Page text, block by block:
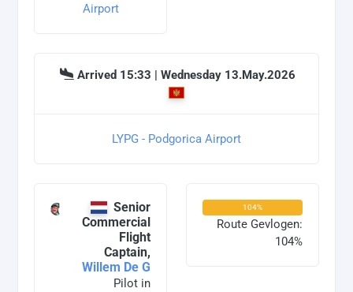
Airport
Arrived 15:33 | Wednesday 13.May.2026
LYPG - Podgorica Airport
Senior
Commercial
Flight
Captain,
Willem De G
Pilot in
104%
Route Gevlogen:
104%